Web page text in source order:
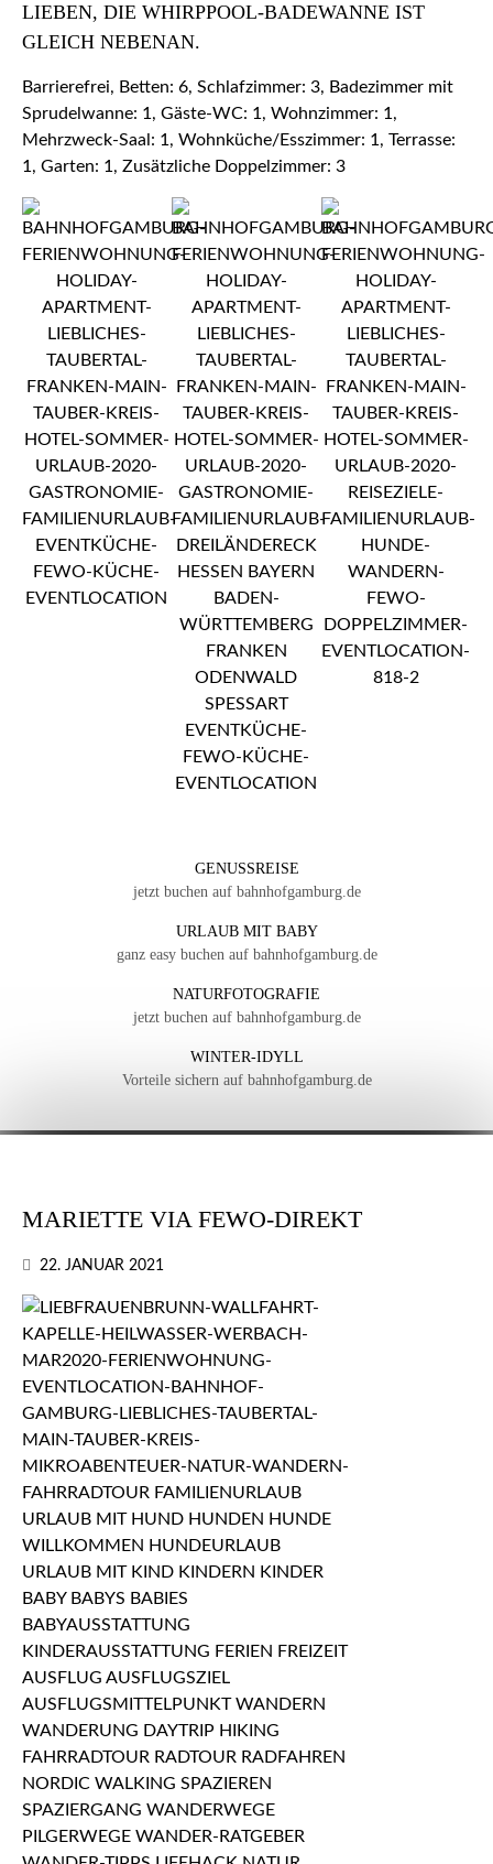
IEBEN, DIE WHIRPPOOL-BADEWANNE IST G
LEICH NEBENAN.
Barrierefrei, Betten: 6, Schlafzimmer: 3, Badezimmer mit
Sprudelwanne: 1, Gäste-WC: 1, Wohnzimmer: 1,
Mehrzweck-Saal: 1, Wohnküche/Esszimmer: 1, Terrasse:
1, Garten: 1, Zusätzliche Doppelzimmer: 3
GENUSSREISE
jetzt buchen auf bahnhofgamburg.de
URLAUB MIT BABY
ganz easy buchen auf bahnhofgamburg.de
NATURFOTOGRAFIE
jetzt buchen auf bahnhofgamburg.de
WINTER-IDYLL
Vorteile sichern auf bahnhofgamburg.de
MARIETTE VIA FEWO-DIREKT
22. JANUAR 2021